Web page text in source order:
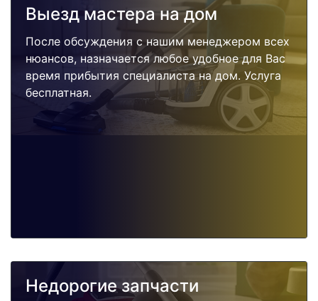
Выезд мастера на дом
После обсуждения с нашим менеджером всех
нюансов, назначается любое удобное для Вас
время прибытия специалиста на дом. Услуга
бесплатная.
Недорогие запчасти